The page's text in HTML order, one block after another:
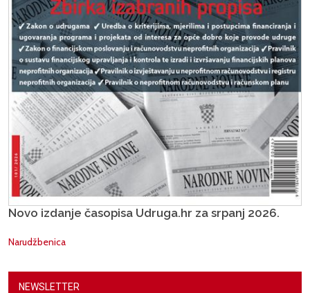
Novo izdanje časopisa Udruga.hr za srpanj 2026.
Narudžbenica
NEWSLETTER